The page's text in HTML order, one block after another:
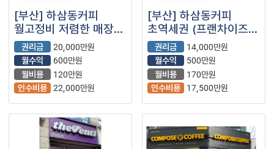
[부산] 하삼동커피
월고정비 저렴한 매장
(프랜차이즈/저가커피/
카페)
권리금
20,000만원
월수익
600만원
월비용
120만원
인수비용 22,000만원
[부산] 하삼동커피
초역세권 (프랜차이즈/
카페/저가커피)
권리금
14,000만원
월수익
500만원
월비용
170만원
인수비용
17,500만원